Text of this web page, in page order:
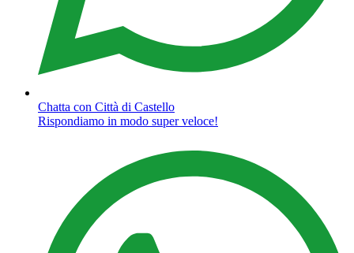
Chatta con Città di Castello
Rispondiamo in modo super veloce!